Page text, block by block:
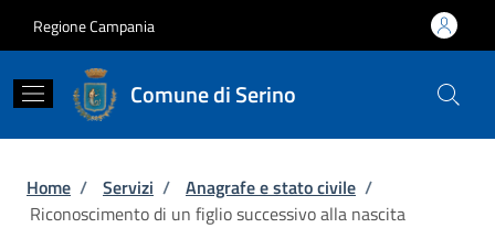
Regione Campania
Comune di Serino
Briciole di pane
Home / Servizi / Anagrafe e stato civile /
Riconoscimento di un figlio successivo alla nascita